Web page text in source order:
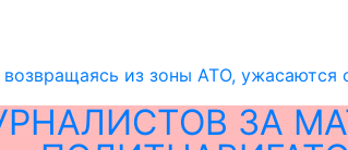
возвращаясь из зоны АТО,
ЗА